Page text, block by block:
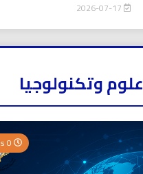
علوم وتكنولوجيا
0 Minutes